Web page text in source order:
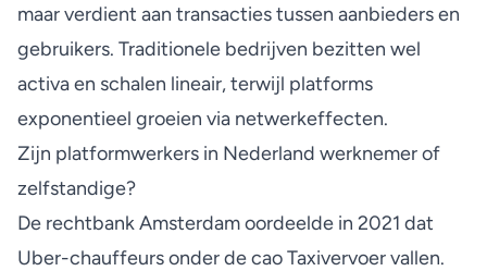
maar verdient aan transacties tussen aanbieders en
gebruikers. Traditionele bedrijven bezitten wel
activa en schalen lineair, terwijl platforms
exponentieel groeien via netwerkeffecten.
Zijn platformwerkers in Nederland werknemer of
zelfstandige?
De rechtbank Amsterdam oordeelde in 2021 dat
Uber-chauffeurs onder de cao Taxivervoer vallen.